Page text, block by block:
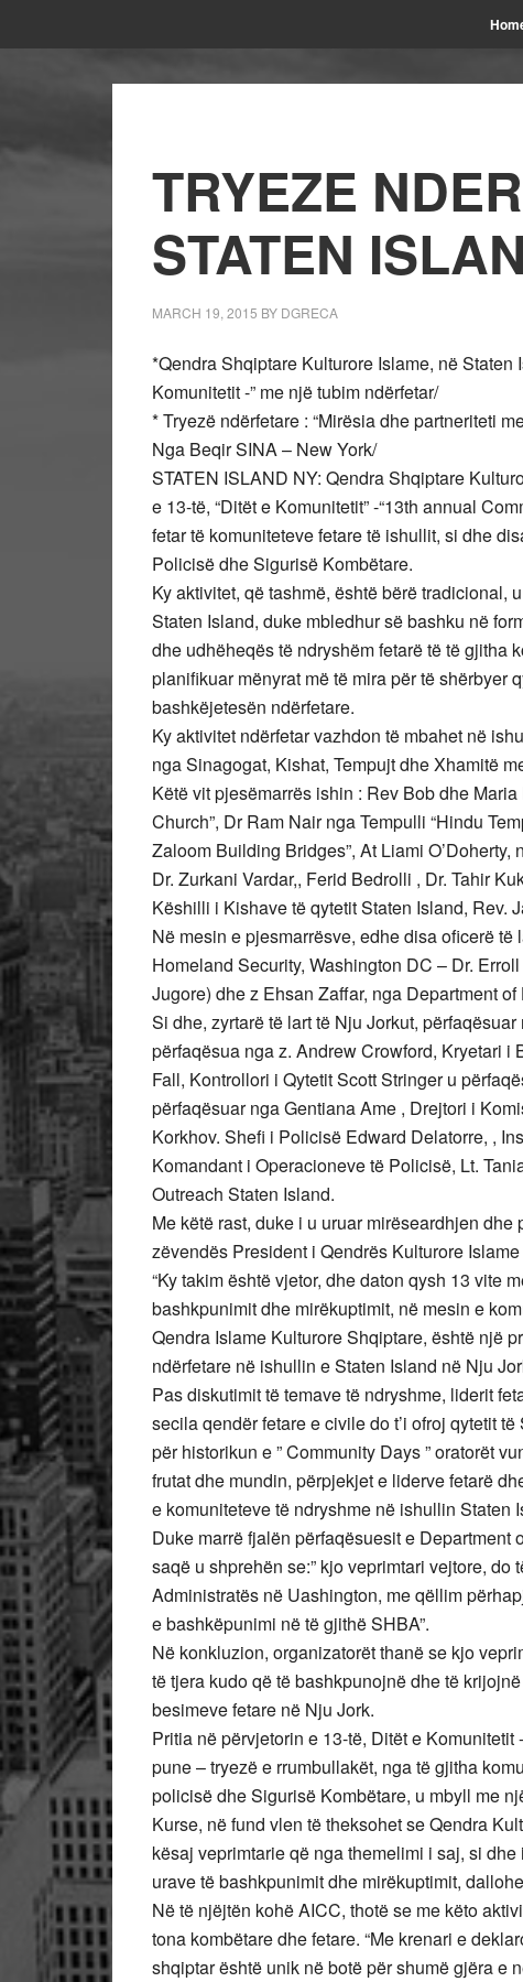
TRYEZE
STATEN
MARCH 19, 2015 BY DGRECA
*Qendra Shqiptare Kulturore Islame, në
Komunitetit -” me një tubim ndërfetar/
* Tryezë ndërfetare : “Mirësia dhe partneriteti
Nga Beqir SINA – New York/
STATEN ISLAND NY: Qendra Shqiptare
e 13-të, “Ditët e Komunitetit” -“13th annual
fetar të komuniteteve fetare të ishullit, si dhe
Policisë dhe Sigurisë Kombëtare.
Ky aktivitet, që tashmë, është bërë tradicional,
Staten Island, duke mbledhur së bashku në
dhe udhëheqës të ndryshëm fetarë të të gjitha
planifikuar mënyrat më të mira për të shërbyer
bashkëjetesën ndërfetare.
Ky aktivitet ndërfetar vazhdon të mbahet në
nga Sinagogat, Kishat, Tempujt dhe Xhamitë
Këtë vit pjesëmarrës ishin : Rev Bob dhe
Church”, Dr Ram Nair nga Tempulli “Hindu
Zaloom Building Bridges”, At Liami
Dr. Zurkani Vardar,, Ferid Bedrolli , Dr. Tahir
Këshilli i Kishave të qytetit Staten Island, Rev.
Në mesin e pjesmarrësve, edhe disa oficerë
Homeland Security, Washington DC – Dr.
Jugore) dhe z Ehsan Zaffar, nga Department
Si dhe, zyrtarë të lart të Nju Jorkut,
përfaqësua nga z. Andrew Crowford, Kryetari
Fall, Kontrollori i Qytetit Scott Stringer u
përfaqësuar nga Gentiana Ame , Drejtori i
Korkhov. Shefi i Policisë Edward Delatorre, ,
Komandant i Operacioneve të Policisë, Lt.
Outreach Staten Island.
Me këtë rast, duke i u uruar mirëseardhjen
zëvendës President i Qendrës Kulturore
“Ky takim është vjetor, dhe daton qysh 13 vite
bashkpunimit dhe mirëkuptimit, në mesin e
Qendra Islame Kulturore Shqiptare, është një
ndërfetare në ishullin e Staten Island në Nju
Pas diskutimit të temave të ndryshme, liderit
secila qendër fetare e civile do t’i ofroj qytetit
për historikun e ” Community Days ” oratorët
frutat dhe mundin, përpjekjet e liderve fetarë
e komuniteteve të ndryshme në ishullin Staten
Duke marrë fjalën përfaqësuesit e
saqë u shprehën se:” kjo veprimtari vejtore, do
Administratës në Uashington, me qëllim
e bashkëpunimi në të gjithë SHBA”.
Në konkluzion, organizatorët thanë se kjo
të tjera kudo që të bashkpunojnë dhe të
besimeve fetare në Nju Jork.
Pritia në përvjetorin e 13-të, Ditët e
pune – tryezë e rrumbullakët, nga të gjitha
policisë dhe Sigurisë Kombëtare, u mbyll me
Kurse, në fund vlen të theksohet se Qendra
kësaj veprimtarie që nga themelimi i saj, si
urave të bashkpunimit dhe mirëkuptimit,
Në të njëjtën kohë AICC, thotë se me këto
tona kombëtare dhe fetare. “Me krenari e
shqiptar është unik në botë për shumë gjëra e